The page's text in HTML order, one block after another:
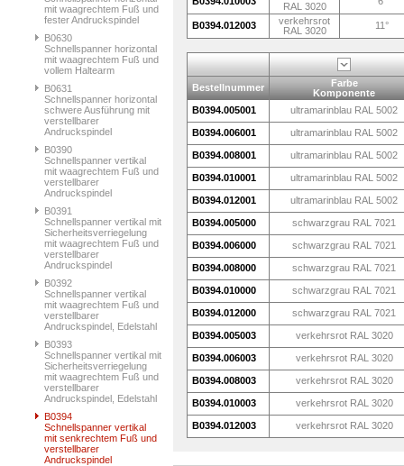
mit waagrechtem Fuß und
fester Andruckspindel
B0630
Schnellspanner horizontal
mit waagrechtem Fuß und
vollem Haltearm
B0631
Schnellspanner horizontal
schwere Ausführung mit
verstellbarer
Andruckspindel
B0390
Schnellspanner vertikal
mit waagrechtem Fuß und
verstellbarer
Andruckspindel
B0391
Schnellspanner vertikal mit
Sicherheitsverriegelung
mit waagrechtem Fuß und
verstellbarer
Andruckspindel
B0392
Schnellspanner vertikal
mit waagrechtem Fuß und
verstellbarer
Andruckspindel, Edelstahl
B0393
Schnellspanner vertikal mit
Sicherheitsverriegelung
mit waagrechtem Fuß und
verstellbarer
Andruckspindel, Edelstahl
B0394
Schnellspanner vertikal
mit senkrechtem Fuß und
verstellbarer
Andruckspindel
RAL 3020
B0394.012003
verkehrsrot
RAL 3020
11°
Bestellnummer
Farbe
Komponente
B0394.005001
ultramarinblau RAL 5002
B0394.006001 ultramarinblau RAL 5002
B0394.008001 ultramarinblau RAL 5002
B0394.010001 ultramarinblau RAL 5002
B0394.012001 ultramarinblau RAL 5002
B0394.005000 schwarzgrau RAL 7021
B0394.006000 schwarzgrau RAL 7021
B0394.008000 schwarzgrau RAL 7021
B0394.010000 schwarzgrau RAL 7021
B0394.012000 schwarzgrau RAL 7021
B0394.005003 verkehrsrot RAL 3020
B0394.006003 verkehrsrot RAL 3020
B0394.008003 verkehrsrot RAL 3020
B0394.010003 verkehrsrot RAL 3020
B0394.012003 verkehrsrot RAL 3020